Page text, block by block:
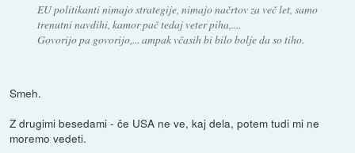
EU politikanti nimajo strategije, nimajo načrtov za več let, samo
trenutni navdihi, kamor pač tedaj veter piha,....
Govorijo pa govorijo,... ampak včasih bi bilo bolje da so tiho.
Smeh.
Z drugimi besedami - če USA ne ve, kaj dela, potem tudi mi ne
moremo vedeti.